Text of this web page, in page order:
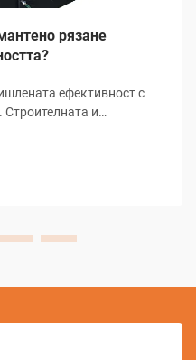
рязане
ефективност с
и